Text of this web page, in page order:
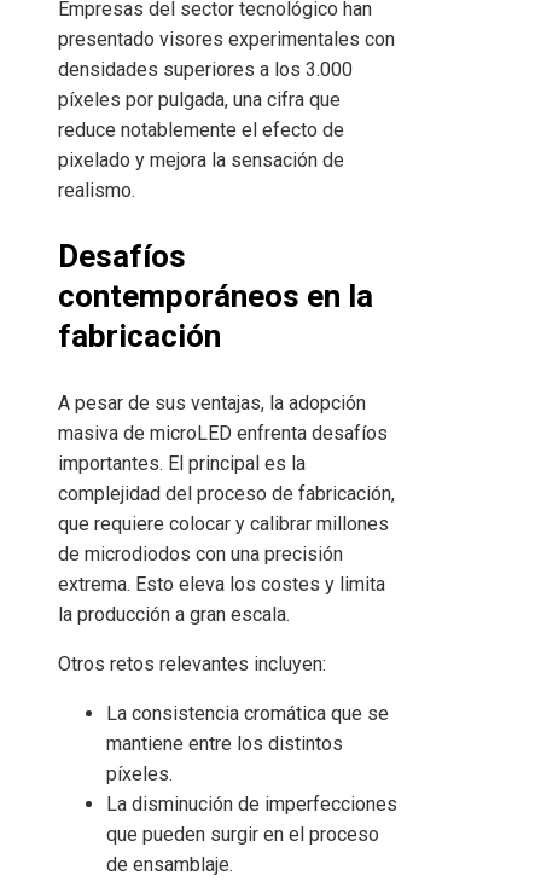
Empresas del sector tecnológico han
presentado visores experimentales con
densidades superiores a los 3.000
píxeles por pulgada, una cifra que
reduce notablemente el efecto de
pixelado y mejora la sensación de
realismo.
Desafíos
contemporáneos en la
fabricación
A pesar de sus ventajas, la adopción
masiva de microLED enfrenta desafíos
importantes. El principal es la
complejidad del proceso de fabricación,
que requiere colocar y calibrar millones
de microdiodos con una precisión
extrema. Esto eleva los costes y limita
la producción a gran escala.
Otros retos relevantes incluyen:
La consistencia cromática que se
mantiene entre los distintos
píxeles.
La disminución de imperfecciones
que pueden surgir en el proceso
de ensamblaje.